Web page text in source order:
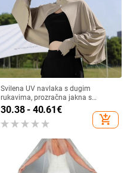
Svilena UV navlaka s dugim
rukavima, prozračna jakna s
vanjskim slojem, krema za
sunčanje, biciklistička ljetna jakna
za žene, prozračna, za vožnju
30.38 - 40.61€
add_shopping_cart